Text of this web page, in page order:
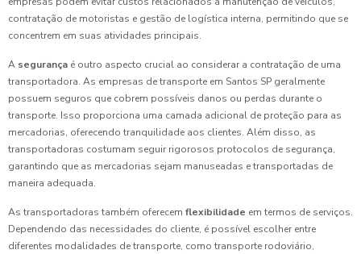
contratação de motoristas e gestão de logística interna, permitindo que se
concentrem em suas atividades principais.
A segurança é outro aspecto crucial ao considerar a contratação de uma
transportadora. As empresas de transporte em Santos SP geralmente
possuem seguros que cobrem possíveis danos ou perdas durante o
transporte. Isso proporciona uma camada adicional de proteção para as
mercadorias, oferecendo tranquilidade aos clientes. Além disso, as
transportadoras costumam seguir rigorosos protocolos de segurança,
garantindo que as mercadorias sejam manuseadas e transportadas de
maneira adequada.
As transportadoras também oferecem flexibilidade em termos de serviços.
Dependendo das necessidades do cliente, é possível escolher entre
diferentes modalidades de transporte, como transporte rodoviário,